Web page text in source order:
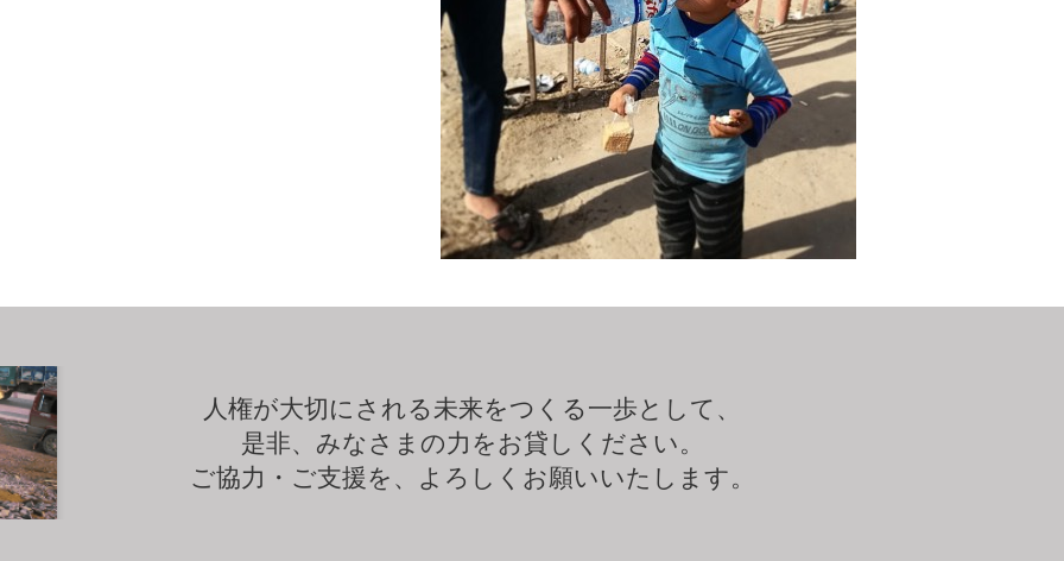
人権が大切にされる未来をつくる一歩として、
是非、みなさまの力をお貸しください。
ご協力・ご支援を、よろしくお願いいたします。